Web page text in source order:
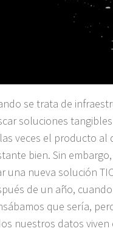
se trata de
soluciones
veces el producto al
bien. Sin
una nueva solución
de un año,
que sería,
nuestros datos viven